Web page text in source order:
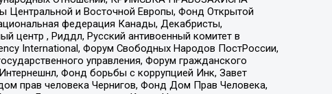
Центральной и Восточной Европы, Фонд Открытой
федерация Канады, Декабристы,
центр , Риддл, Русский антивоенный комитет в
International, Форум Свободных Народов ПостРоссии,
управления, Форум гражданского
Фонд борьбы с коррупцией Инк, Завет
прав человека Чернигов, Фонд Дом Прав Человека,